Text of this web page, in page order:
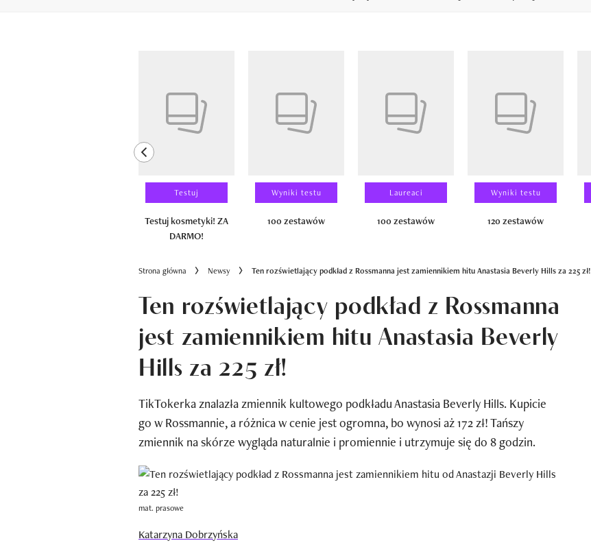
previous element
Testuj
Testuj kosmetyki! ZA
DARMO!
Wyniki testu
100 zestawów
Laureaci
100 zestawów
Wyniki testu
120 zestawów
Strona główna Newsy Ten rozświetlający podkład z Rossmanna jest zamiennikiem hitu Anastasia Beverly Hills za 225 zł!
Ten rozświetlający podkład z Rossmanna
jest zamiennikiem hitu Anastasia Beverly
Hills za 225 zł!
TikTokerka znalazła zmiennik kultowego podkładu Anastasia Beverly Hills. Kupicie
go w Rossmannie, a różnica w cenie jest ogromna, bo wynosi aż 172 zł! Tańszy
zmiennik na skórze wygląda naturalnie i promiennie i utrzymuje się do 8 godzin.
mat. prasowe
Katarzyna Dobrzyńska